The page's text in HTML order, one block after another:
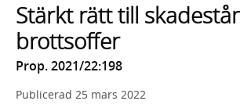
lista
med
sökförslag
Stärkt rätt till
brottsoffer
Prop. 2021/22:198
Publicerad 25 mars 2022